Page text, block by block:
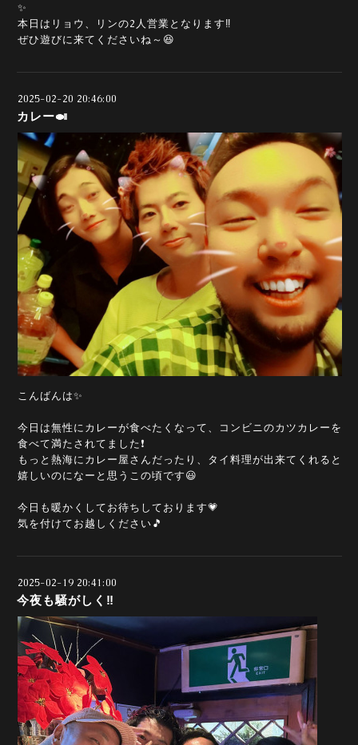
✨
本日はリョウ、リンの2人営業となります‼️
ぜひ遊びに来てくださいね～😆
2025-02-20 20:46:00
カレー🍛
こんばんは✨
今日は無性にカレーが食べたくなって、コンビニのカツカレーを
食べて満たされてました❗
もっと熱海にカレー屋さんだったり、タイ料理が出来てくれると
嬉しいのになーと思うこの頃です😃
今日も暖かくしてお待ちしております💗
気を付けてお越しください🎵
2025-02-19 20:41:00
今夜も騒がしく‼️